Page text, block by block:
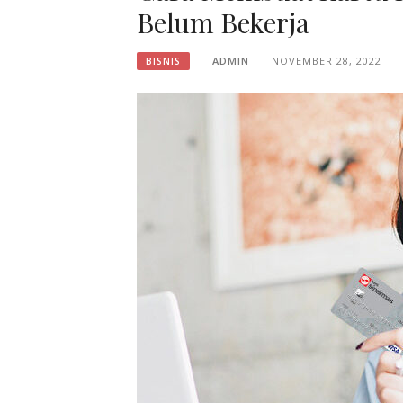
Belum Bekerja
BISNIS ADMIN NOVEMBER 28, 2022